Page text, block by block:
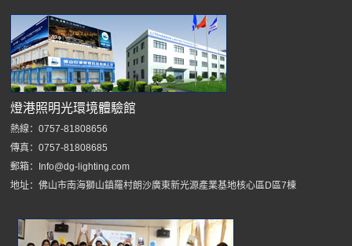
燈港照明光環境體驗館
熱線：0757-81808656
傳真：0757-81808685
郵箱：Info@dg-lighting.com
地址：佛山市南海獅山鎮羅村朗沙廣東新光源產業基地核心區D區7棟